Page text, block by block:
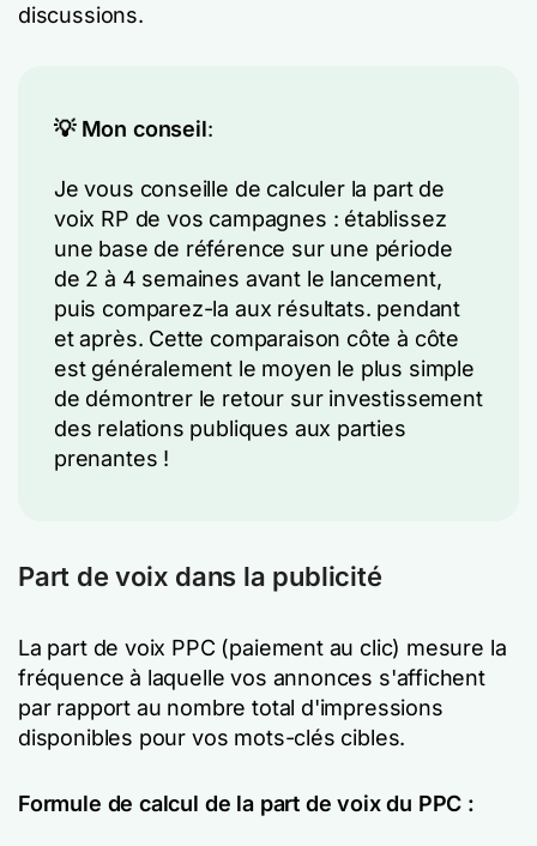
discussions.
💡 Mon conseil:
Je vous conseille de calculer la part de
voix RP de vos campagnes : établissez
une base de référence sur une période
de 2 à 4 semaines avant le lancement,
puis comparez-la aux résultats. pendant
et après. Cette comparaison côte à côte
est généralement le moyen le plus simple
de démontrer le retour sur investissement
des relations publiques aux parties
prenantes !
Part de voix dans la publicité
La part de voix PPC (paiement au clic) mesure la
fréquence à laquelle vos annonces s'affichent
par rapport au nombre total d'impressions
disponibles pour vos mots-clés cibles.
Formule de calcul de la part de voix du PPC :